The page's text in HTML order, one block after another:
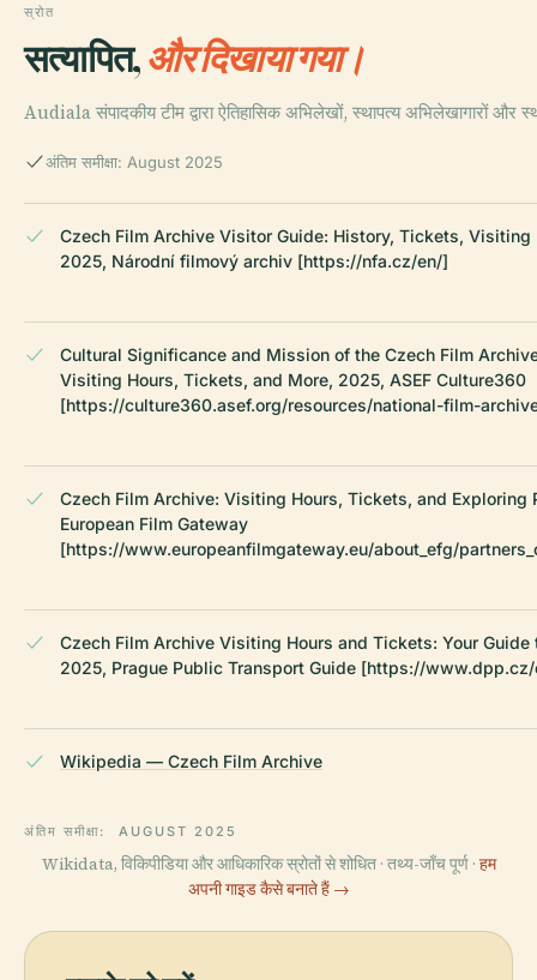
स्रोत
सत्यापित,और दिखाया गया।
Audiala संपादकीय टीम द्वारा ऐतिहासिक अभिलेखों, स्थापत्य अभिलेखागारों और
अंतिम समीक्षा: August 2025
Czech Film Archive Visitor Guide: History, Tickets,
2025, Národní filmový archiv [https://nfa.cz/en/]
Cultural Significance and Mission of the Czech Film
Visiting Hours, Tickets, and More, 2025, ASEF Culture360
[https://culture360.asef.org/resources/national-film-
Czech Film Archive: Visiting Hours, Tickets, and Exploring
European Film Gateway
[https://www.europeanfilmgateway.eu/about_efg/
Czech Film Archive Visiting Hours and Tickets: Your Guide
2025, Prague Public Transport Guide [https://
Wikipedia — Czech Film Archive
अंतिम समीक्षा: AUGUST 2025
Wikidata, विकिपीडिया और आधिकारिक स्रोतों से शोधित · तथ्य-जाँच पूर्ण · हम
अपनी गाइड कैसे बनाते हैं →